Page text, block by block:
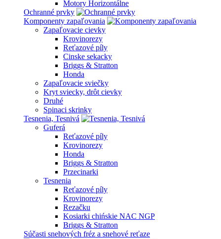
Motory Horizontálne
Ochranné prvky
Komponenty zapaľovania
Zapaľovacie cievky
Krovinorezy
Reťazové píly
Cinske sekacky
Briggs & Stratton
Honda
Zapaľovacie sviečky
Kryt sviecky, drôt cievky
Druhé
Spinaci skrinky
Tesnenia, Tesnivá
Guferá
Reťazové píly
Krovinorezy
Honda
Briggs & Stratton
Przecinarki
Tesnenia
Reťazové píly
Krovinorezy
Rezačku
Kosiarki chińskie NAC NGP
Briggs & Stratton
Súčasti snehových fréz a snehové reťaze